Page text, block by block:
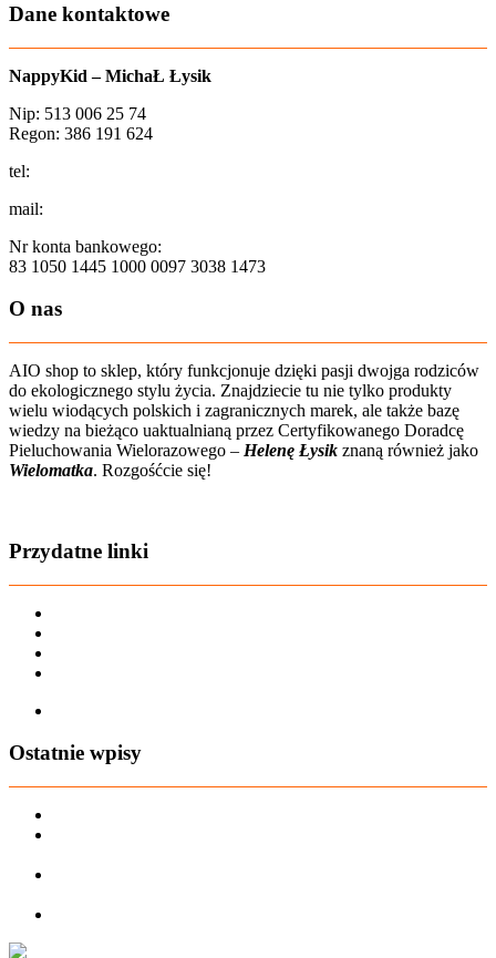
Dane kontaktowe
NappyKid – MichaŁ Łysik
Nip: 513 006 25 74
Regon: 386 191 624
tel:
mail:
Nr konta bankowego:
83 1050 1445 1000 0097 3038 1473
O nas
AIO shop to sklep, który funkcjonuje dzięki pasji dwojga rodziców
do ekologicznego stylu życia. Znajdziecie tu nie tylko produkty
wielu wiodących polskich i zagranicznych marek, ale także bazę
wiedzy na bieżąco uaktualnianą przez Certyfikowanego Doradcę
Pieluchowania Wielorazowego – Helenę Łysik znaną również jako
Wielomatka. Rozgośćcie się!
Przydatne linki
Ostatnie wpisy